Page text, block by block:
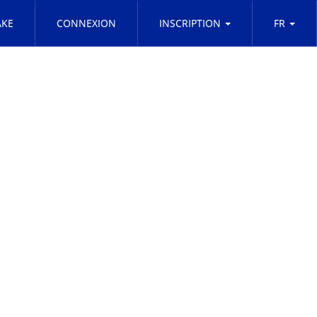
CONNEXION INSCRIPTION FR